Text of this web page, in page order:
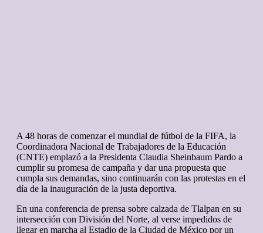
A 48 horas de comenzar el mundial de fútbol de la FIFA, la
Coordinadora Nacional de Trabajadores de la Educación
(CNTE) emplazó a la Presidenta Claudia Sheinbaum Pardo a
cumplir su promesa de campaña y dar una propuesta que
cumpla sus demandas, sino continuarán con las protestas en el
día de la inauguración de la justa deportiva.
En una conferencia de prensa sobre calzada de Tlalpan en su
intersección con División del Norte, al verse impedidos de
llegar en marcha al Estadio de la Ciudad de México por un